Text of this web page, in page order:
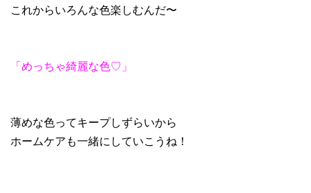
これからいろんな色楽しむんだ〜
「めっちゃ綺麗な色♡」
薄めな色ってキープしずらいから
ホームケアも一緒にしていこうね！